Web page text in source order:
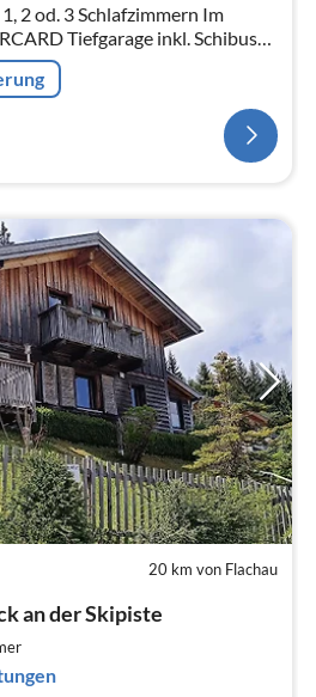
od. 3 Schlafzimmern Im
inkl. Schibus
Haus Schiraum mit
20 km von Flachau
an der Skipiste